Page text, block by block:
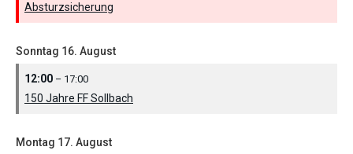
Absturzsicherung
Sonntag 16. August
12:00 – 17:00
150 Jahre FF Sollbach
Montag 17. August